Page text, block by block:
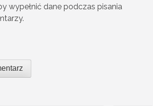
wypełnić dane podczas pisania